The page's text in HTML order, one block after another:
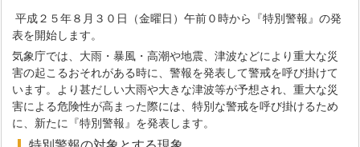
平成２５年８月３０日（金曜日）午前０時から『特別警報』の発
表を開始します。
気象庁では、大雨・暴風・高潮や地震、津波などにより重大な災
害の起こるおそれがある時に、警報を発表して警戒を呼び掛けて
います。より甚だしい大雨や大きな津波等が予想され、重大な災
害による危険性が高まった際には、特別な警戒を呼び掛けるため
に、新たに『特別警報』を発表します。